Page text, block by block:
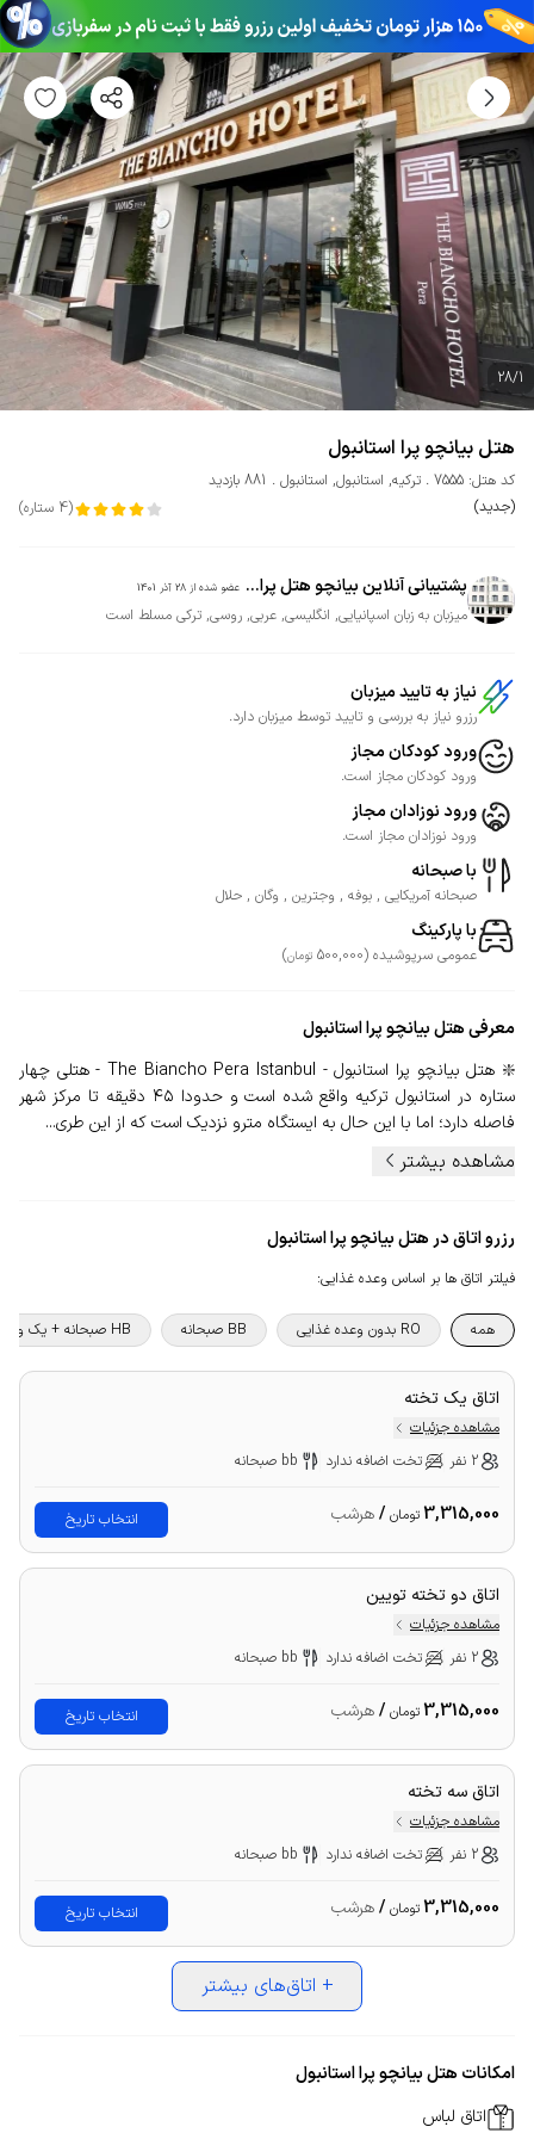
28/1
هتل بیانچو پرا استانبول
کد هتل: 7555 ترکیه, استانبول, استانبول
881 بازدید
(جدید)
(
4 ستاره)
پشتیبانی آنلاین بیانچو هتل پرا... عضو شده از 28 آذر 1401
میزبان به زبان اسپانیایی, انگلیسی, عربی, روسی, ترکی مسلط است
نیاز به تایید میزبان
رزرو نیاز به بررسی و تایید توسط میزبان دارد.
ورود کودکان مجاز
ورود کودکان مجاز است.
ورود نوزادان مجاز
ورود نوزادان مجاز است.
با صبحانه
صبحانه آمریکایی , بوفه , وجترین , وگان , حلال
با پارکینگ
عمومی سرپوشیده (
500,000 تومان)
معرفیهتل بیانچو پرا استانبول
❇️ هتل بیانچو پرا استانبول - The Biancho Pera Istanbul - هتلی چهار
ستاره در استانبول ترکیه واقع شده است و حدودا ۴۵ دقیقه تا مرکز شهر
فاصله دارد؛ اما با این حال به ایستگاه مترو نزدیک است که از این طری...
مشاهده بیشتر
رزرو اتاق در هتل بیانچو پرا استانبول
فیلتر اتاق ها بر اساس وعده غذایی:
همه RO بدون وعده غذایی BB صبحانه HB صبحانه + یک وعده غذا
اتاق یک تخته
مشاهده جزئیات
2 نفر
تخت اضافه ندارد bb صبحانه
3,315,000تومان /هرشب انتخاب تاریخ
اتاق دو تخته تویین
مشاهده جزئیات
2 نفر
تخت اضافه ندارد bb صبحانه
3,315,000تومان /هرشب انتخاب تاریخ
اتاق سه تخته
مشاهده جزئیات
2 نفر
تخت اضافه ندارد bb صبحانه
3,315,000تومان /هرشب انتخاب تاریخ
+ اتاق‌های بیشتر
امکانات هتل بیانچو پرا استانبول
اتاق لباس